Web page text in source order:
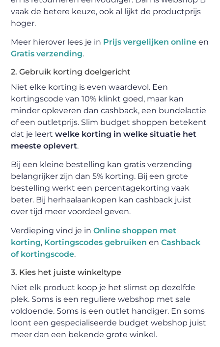
vaak de betere keuze, ook al lijkt de productprijs
hoger.
Meer hierover lees je in Prijs vergelijken online en
Gratis verzending.
2. Gebruik korting doelgericht
Niet elke korting is even waardevol. Een
kortingscode van 10% klinkt goed, maar kan
minder opleveren dan cashback, een bundelactie
of een outletprijs. Slim budget shoppen betekent
dat je leertwelke korting in welke situatie het
meeste oplevert.
Bij een kleine bestelling kan gratis verzending
belangrijker zijn dan 5% korting. Bij een grote
bestelling werkt een percentagekorting vaak
beter. Bij herhaalaankopen kan cashback juist
over tijd meer voordeel geven.
Verdieping vind je inOnline shoppen met
korting, Kortingscodes gebruiken enCashback
of kortingscode.
3. Kies het juiste winkeltype
Niet elk product koop je het slimst op dezelfde
plek. Soms is een reguliere webshop met sale
voldoende. Soms is een outlet handiger. En soms
loont een gespecialiseerde budget webshop juist
meer dan een bekende grote winkel.